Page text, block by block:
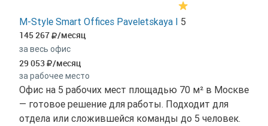
M-Style Smart Offices Paveletskaya I 5
145 267 /месяц
за весь офис
29 053 /месяц
за рабочее место
Офис на 5 рабочих мест площадью 70 м² в Москве
— готовое решение для работы. Подходит для
отдела или сложившейся команды до 5 человек.